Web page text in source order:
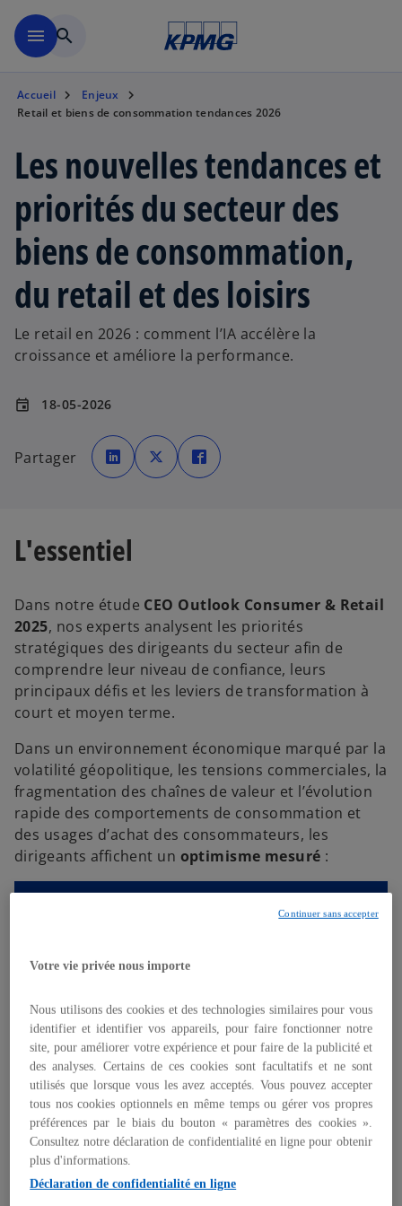
menu search
Accueil
Enjeux
Retail et biens de consommation tendances 2026
Les nouvelles tendances et
priorités du secteur des
biens de consommation,
du retail et des loisirs
Le retail en 2026 : comment l’IA accélère la
croissance et améliore la performance.
event 18-05-2026
Partager ’
o
u
u
v
e
l
o
n
g
e
t
’
o
u
u
v
e
l
o
n
g
l
e
t
’
o
u
v
e
l
o
n
g
l
e
t
L'essentiel
Dans notre étude CEO Outlook Consumer & Retail
2025, nos experts analysent les priorités
stratégiques des dirigeants du secteur afin de
comprendre leur niveau de confiance, leurs
principaux défis et les leviers de transformation à
court et moyen terme.
Dans un environnement économique marqué par la
volatilité géopolitique, les tensions commerciales, la
fragmentation des chaînes de valeur et l’évolution
rapide des comportements de consommation et
des usages d’achat des consommateurs, les
dirigeants affichent un optimisme mesuré :
78 % se déclarent confiants dans la
croissance de l’économie mondiale
Face à des consommateurs de plus en plus
polarisés entre recherche de valeur et montée en
gamme, les entreprises accélèrent leur
transformation. L’expérience client devient le
point central de la stratégie, sur l’ensemble du
parcours, du physique au digital.
renforcer leur résilience opérationnelle, les
Votre vie privée nous importe
Nous utilisons des cookies et des technologies similaires pour vous
identifier et identifier vos appareils, pour faire fonctionner notre
site, pour améliorer votre expérience et pour faire de la publicité et
des analyses. Certains de ces cookies sont facultatifs et ne sont
utilisés que lorsque vous les avez acceptés. Vous pouvez accepter
tous nos cookies optionnels en même temps ou gérer vos propres
préférences par le biais du bouton « paramètres des cookies ».
Consultez notre déclaration de confidentialité en ligne pour obtenir
plus d'informations.
Déclaration de confidentialité en ligne
Continuer sans accepter